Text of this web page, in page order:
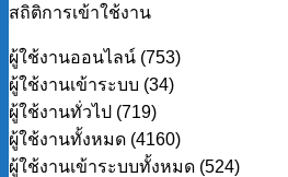
สถิติการเข้าใช้งาน
ผู้ใช้งานออนไลน์ (753)
ผู้ใช้งานเข้าระบบ (34)
ผู้ใช้งานทั่วไป (719)
ผู้ใช้งานทั้งหมด (4160)
ผู้ใช้งานเข้าระบบทั้งหมด (524)